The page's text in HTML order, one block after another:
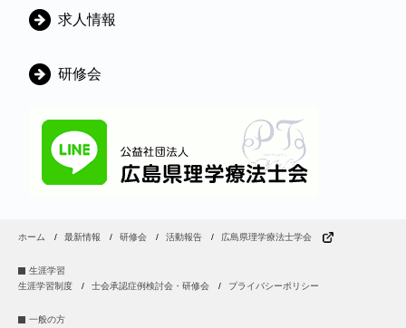
ー
求人情報
研修会
ホーム 最新情報 研修会 活動報告 広島県理学療法士学会
生涯学習
生涯学習制度
士会承認症例検討会・研修会 プライバシーポリシー
一般の方